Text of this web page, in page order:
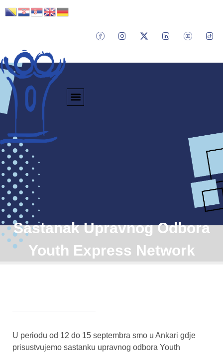
Sastanak Upravnog Odbora
Youth Express Network
U periodu od 12 do 15 septembra smo u Ankari gdje
prisustvujemo sastanku upravnog odbora Youth